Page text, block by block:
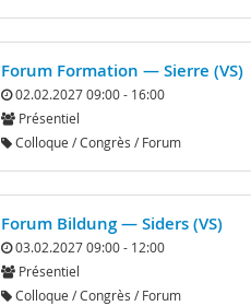
Forum Formation — Sierre (VS)
02.02.2027 09:00 - 16:00
Présentiel
Colloque / Congrès / Forum
Forum Bildung — Siders (VS)
03.02.2027 09:00 - 12:00
Présentiel
Colloque / Congrès / Forum